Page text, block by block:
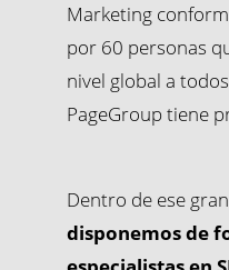
Marketing
por 60 personas
nivel global a
PageGroup tiene
Dentro de ese
disponemos de